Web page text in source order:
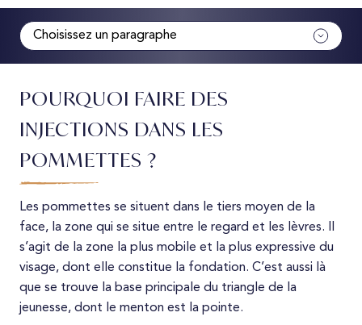
Choisissez un paragraphe
Déroulement
Résultats
Les suites
Tarifs
POURQUOI FAIRE DES
INJECTIONS DANS LES
POMMETTES ?
Les pommettes se situent dans le tiers moyen de la
face, la zone qui se situe entre le regard et les lèvres. Il
s’agit de la zone la plus mobile et la plus expressive du
visage, dont elle constitue la fondation. C’est aussi là
que se trouve la base principale du triangle de la
jeunesse, dont le menton est la pointe.